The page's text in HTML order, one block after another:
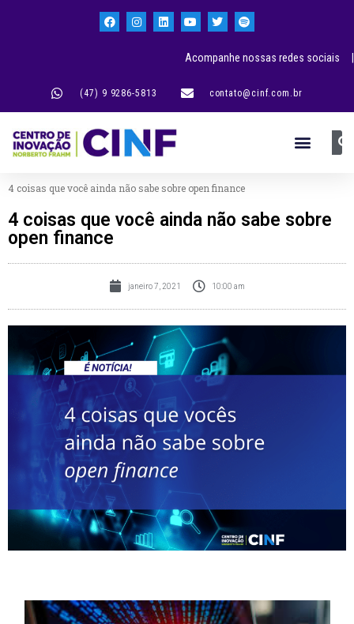
(47) 9 9286-5813 contato@cinf.com.br
Acompanhe nossas redes sociais |
4 coisas que você ainda não sabe sobre open finance
4 coisas que você ainda não sabe sobre
open finance
janeiro 7, 2021 10:00 am